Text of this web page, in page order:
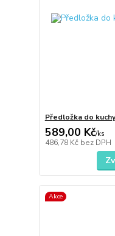
Předložka do
589,00 Kč/ks
486,78 Kč bez DPH
Akce